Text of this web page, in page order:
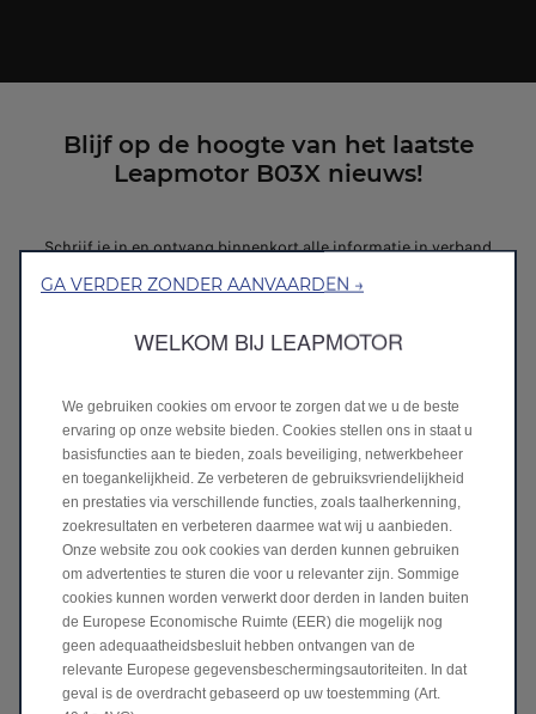
Blijf op de hoogte van het laatste
Leapmotor B03X nieuws!
Schrijf je in en ontvang binnenkort alle informatie in verband
Model *
Familienaam *
Email *
Aanspreking
GA VERDER ZONDER AANVAARDEN →
WELKOM BIJ LEAPMOTOR
We gebruiken cookies om ervoor te zorgen dat we u de beste
ervaring op onze website bieden. Cookies stellen ons in staat u
basisfuncties aan te bieden, zoals beveiliging, netwerkbeheer
en toegankelijkheid. Ze verbeteren de gebruiksvriendelijkheid
en prestaties via verschillende functies, zoals taalherkenning,
zoekresultaten en verbeteren daarmee wat wij u aanbieden.
Onze website zou ook cookies van derden kunnen gebruiken
om advertenties te sturen die voor u relevanter zijn. Sommige
cookies kunnen worden verwerkt door derden in landen buiten
de Europese Economische Ruimte (EER) die mogelijk nog
geen adequaatheidsbesluit hebben ontvangen van de
relevante Europese gegevensbeschermingsautoriteiten. In dat
geval is de overdracht gebaseerd op uw toestemming (Art.